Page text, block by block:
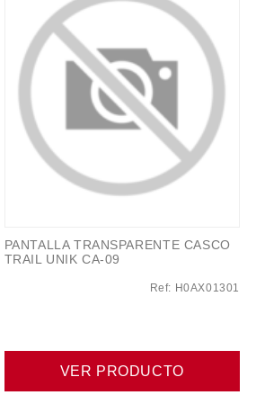
PANTALLA TRANSPARENTE CASCO
TRAIL UNIK CA-09
Ref: H0AX01301
VER PRODUCTO